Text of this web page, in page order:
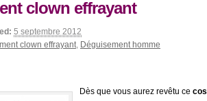
clown effrayant
5 septembre 2012
clown effrayant, Déguisement homme
Dès que vous aurez revêtu ce